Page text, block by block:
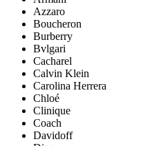
Azzaro
Boucheron
Burberry
Bvlgari
Cacharel
Calvin Klein
Carolina Herrera
Chloé
Clinique
Coach
Davidoff